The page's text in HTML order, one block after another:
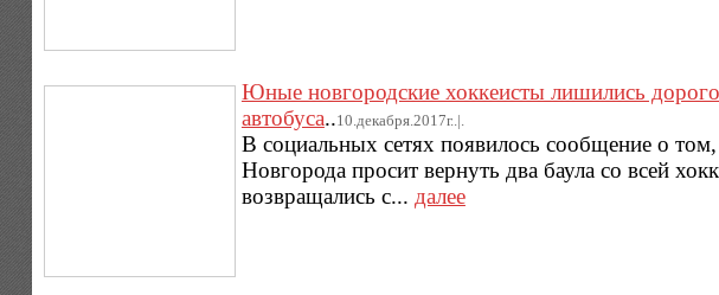
Юные новгородские хоккеисты лишились
автобуса..10.декабря.2017г..|.
В социальных сетях появилось сообщение о
Новгорода просит вернуть два баула со всей
возвращались с... далее